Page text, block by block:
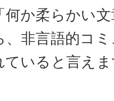
何か柔らかい
、非言語的コ
ていると言え